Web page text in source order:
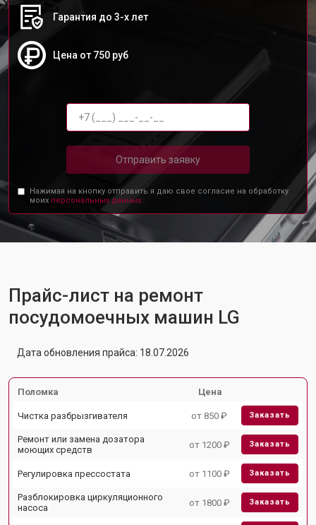
Гарантия до 3-х лет
Цена от 750 руб
Отправить заявку
Нажимая на кнопку отправить я даю свое согласие на обработку
моих персональных данных.
Прайс-лист на ремонт
посудомоечных машин LG
Дата обновления прайса: 18.07.2026
Поломка Цена
Чистка разбрызгивателя от 850 ₽ Заказать
Ремонт или замена дозатора
моющих средств
от 1200 ₽ Заказать
Регулировка прессостата от 1100 ₽ Заказать
Разблокировка циркуляционного
насоса
от 1800 ₽ Заказать